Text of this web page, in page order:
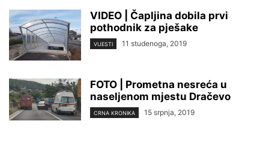
VIDEO | Čapljina dobila prvi
pothodnik za pješake
VIJESTI 11 studenoga, 2019
FOTO | Prometna nesreća u
naseljenom mjestu Dračevo
CRNA KRONIKA 15 srpnja, 2019